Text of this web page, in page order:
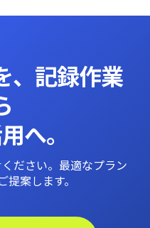
、記録作業
へ。
ださい。最適なプラン
案します。